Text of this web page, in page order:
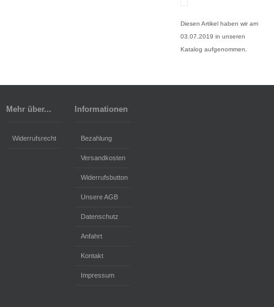
Diesen Artikel haben wir am
03.07.2019 in unseren
Katalog aufgenommen.
Mehr über...
Widerrufsrecht
Informationen
Bezahlung
Versandkosten
Widerrufsbutton
Unsere AGB
Datenschutz
Anfahrt
Kontakt
Impressum